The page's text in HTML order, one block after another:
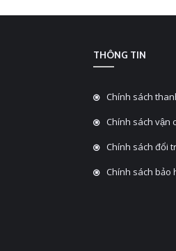
THÔNG TIN
Chính sách
Chính sách vận
Chính sách đổi
Chính sách bảo